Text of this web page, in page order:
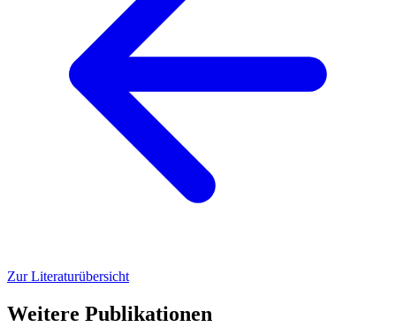
Zur Literaturübersicht
Weitere Publikationen